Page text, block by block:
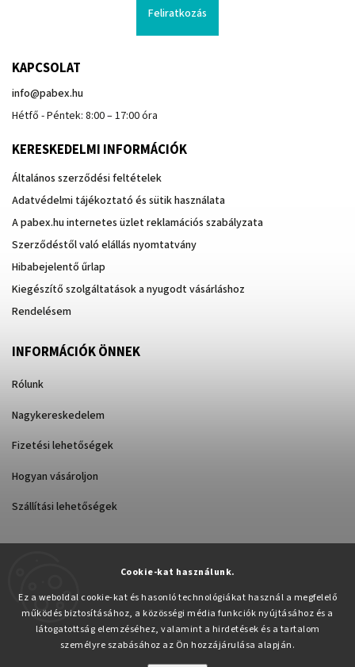
Cookie-kat használunk.
Ez a weboldal cookie-kat és hasonló technológiákat használ a megfelelő
működés biztosításához, a közösségi média funkciók nyújtásához és a
látogatottság elemzéséhez, valamint a hirdetések és a tartalom
személyre szabásához az Ön hozzájárulása alapján.
Feliratkozás
KAPCSOLAT
info@pabex.hu
Hétfő - Péntek: 8:00 – 17:00 óra
KERESKEDELMI INFORMÁCIÓK
Általános szerződési feltételek
Adatvédelmi tájékoztató és sütik használata
A pabex.hu internetes üzlet reklamációs szabályzata
Szerződéstől való elállás nyomtatvány
Hibabejelentő űrlap
Kiegészítő szolgáltatások a nyugodt vásárláshoz
Rendelésem
INFORMÁCIÓK ÖNNEK
Rólunk
Nagykereskedelem
Fizetési lehetőségek
Hogyan vásároljon
Szállítási lehetőségek